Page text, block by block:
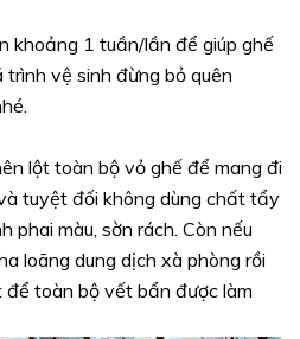
khoảng 1 tuần/lần để giúp ghế
vệ sinh đừng bỏ quên
lột toàn bộ vỏ ghế để mang đi
tuyệt đối không dùng chất tẩy
phai màu, sờn rách. Còn nếu
loãng dung dịch xà phòng rồi
toàn bộ vết bẩn được làm